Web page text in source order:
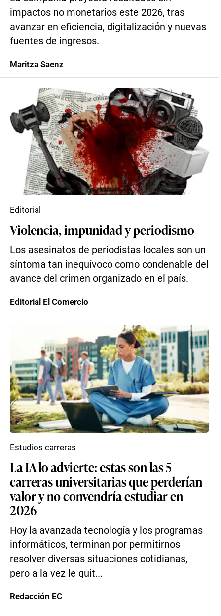
impactos no monetarios este 2026, tras
avanzar en eficiencia, digitalización y nuevas
fuentes de ingresos.
Maritza Saenz
Violencia, impunidad y periodismo
Los asesinatos de periodistas locales son un
síntoma tan inequívoco como condenable del
avance del crimen organizado en el país.
Editorial
Editorial El Comercio
La IA lo advierte: estas son las 5
carreras universitarias que perderían
valor y no convendría estudiar en
2026
Hoy la avanzada tecnología y los programas
informáticos, terminan por permitirnos
resolver diversas situaciones cotidianas,
pero a la vez le quit...
Estudios carreras
Redacción EC